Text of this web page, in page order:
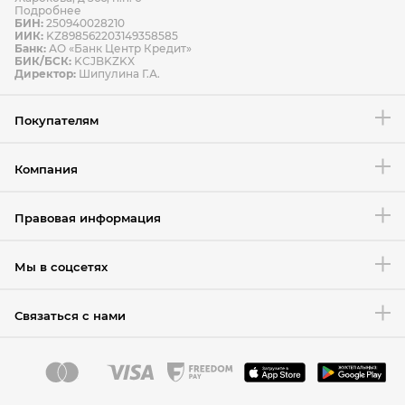
Условия возврата товара
Подробнее
БИН: 250940028210
ИИК: KZ898562203149358585
Банк: АО «Банк Центр Кредит»
БИК/БСК: KCJBKZKX
Директор: Шипулина Г.А.
Покупателям
Компания
Правовая информация
Мы в соцсетях
Связаться с нами